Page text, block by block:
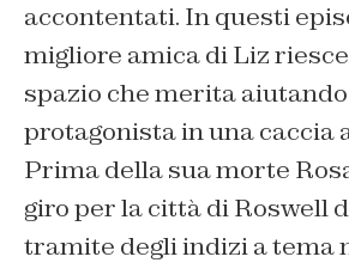
accontentati. In questi
migliore amica di Liz
spazio che merita
protagonista in una caccia
Prima della sua morte
giro per la città di Roswell
tramite degli indizi a tema